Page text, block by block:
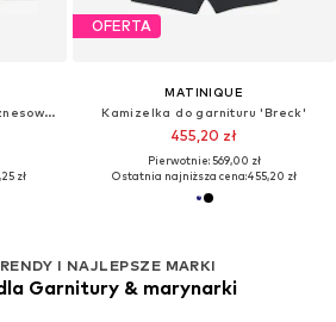
Regularny krój Marynarka biznesowa 'MAbarley'
zł
OFERTA
MATINIQUE
Kamizelka do garnituru 'Breck'
455,20 zł
Pierwotnie: 569,00 zł
Ostatnia najniższa cena:455,20 zł
I NAJLEPSZE MARKI
Garnitury & marynarki